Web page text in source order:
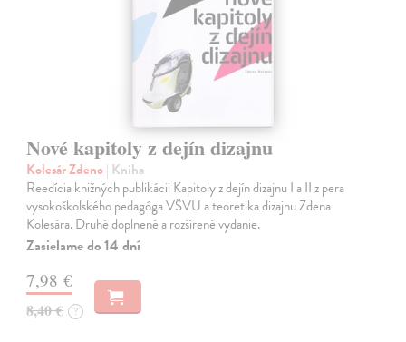
Nové kapitoly z dejín dizajnu
Kolesár Zdeno| Kniha
Reedícia knižných publikácii Kapitoly z dejín dizajnu I a II z pera
vysokoškolského pedagóga VŠVU a teoretika dizajnu Zdena
Kolesára. Druhé doplnené a rozšírené vydanie.
Zasielame do 14 dní
7,98 €
8,40 € ?